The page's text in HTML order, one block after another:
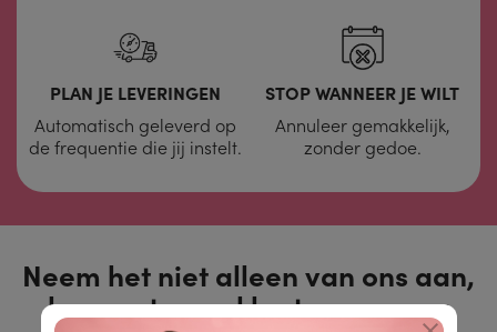
PLAN JE LEVERINGEN
Automatisch geleverd op
de frequentie die jij instelt.
STOP WANNEER JE WILT
Annuleer gemakkelijk,
zonder gedoe.
Neem het niet alleen van ons aan,
lees wat onze klanten zeggen: